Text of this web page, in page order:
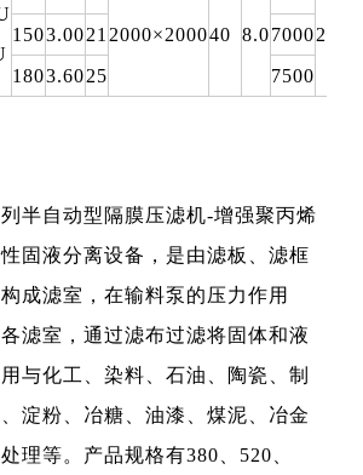
2000×200040 8.0
2500
1503.0021
7000
1803.6025 7500
半自动型隔膜压滤机-增强聚丙烯
固液分离设备，是由滤板、滤框
构成滤室，在输料泵的压力作用
滤室，通过滤布过滤将固体和液
与化工、染料、石油、陶瓷、制
淀粉、冶糖、油漆、煤泥、冶金
理等。产品规格有380、520、